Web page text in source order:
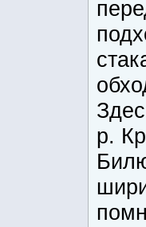
р.